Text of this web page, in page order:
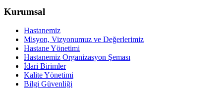
Kurumsal
Hastanemiz
Misyon, Vizyonumuz ve Değerlerimiz
Hastane Yönetimi
Hastanemiz Organizasyon Şeması
İdari Birimler
Kalite Yönetimi
Bilgi Güvenliği